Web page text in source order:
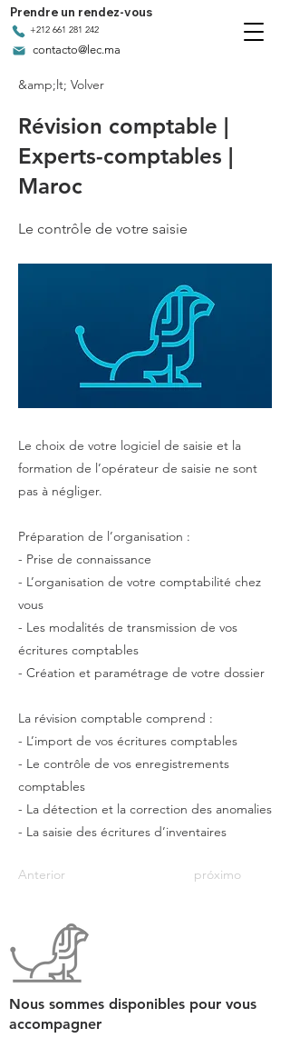
+212 661 281 242
contacto@lec.ma
Prendre un rendez-vous
&amp;lt; Volver
Révision comptable |
Experts-comptables |
Maroc
Le contrôle de votre saisie
Le choix de votre logiciel de saisie et la
formation de l’opérateur de saisie ne sont
pas à négliger.
Préparation de l’organisation :
- Prise de connaissance
- L’organisation de votre comptabilité chez
vous
- Les modalités de transmission de vos
écritures comptables
- Création et paramétrage de votre dossier
La révision comptable comprend :
- L’import de vos écritures comptables
- Le contrôle de vos enregistrements
comptables
- La détection et la correction des anomalies
- La saisie des écritures d’inventaires
Anterior próximo
Nous sommes disponibles pour vous
accompagner